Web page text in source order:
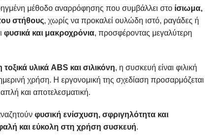
μέθοδο αναρρόφησης που συμβάλλει στο ίσιωμα,
στήθους, χωρίς να προκαλεί ουλώδη ιστό, ραγάδες ή
φυσικά και μακροχρόνια, προσφέροντας μεγαλύτερη
υλικά ABS και σιλικόνη, η συσκευή είναι φιλική
χρήση. Η εργονομική της σχεδίαση προσαρμόζεται
και αποτελεσματική.
φυσική ενίσχυση, σφριγηλότητα και
και εύκολη στη χρήση συσκευή.